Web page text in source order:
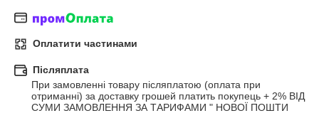
Оплатити частинами
Післяплата
При замовленні товару післяплатою (оплата при
отриманні) за доставку грошей платить покупець + 2% ВІД
СУМИ ЗАМОВЛЕННЯ ЗА ТАРИФАМИ " НОВОЇ ПОШТИ